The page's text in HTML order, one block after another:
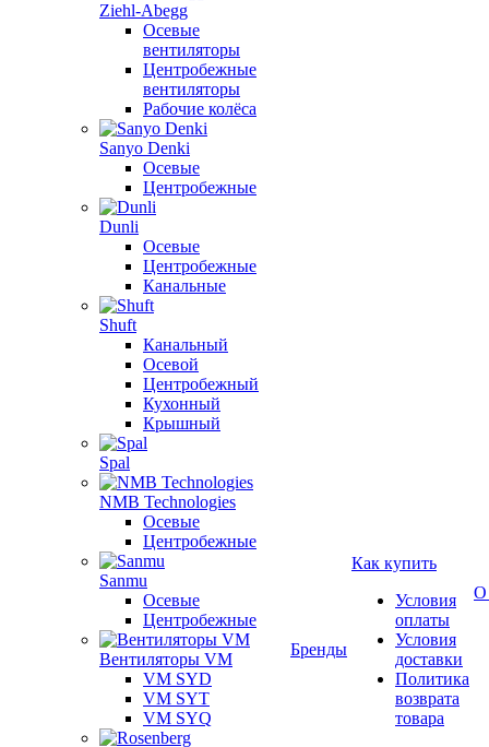
Ziehl-Abegg
Осевые
вентиляторы
Центробежные
вентиляторы
Рабочие колёса
Sanyo Denki
Осевые
Центробежные
Dunli
Осевые
Центробежные
Канальные
Shuft
Канальный
Осевой
Центробежный
Кухонный
Крышный
Spal
NMB Technologies
Осевые
Центробежные
Sanmu
Осевые
Центробежные
Вентиляторы VM
VM SYD
VM SYT
VM SYQ
Бренды
Как купить
Условия
оплаты
Условия
доставки
Политика
возврата
товара
О